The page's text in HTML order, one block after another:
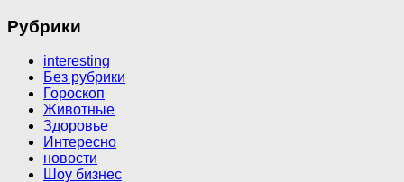
Рубрики
interesting
Без рубрики
Гороскоп
Животные
Здоровье
Интересно
новости
Шоу бизнес